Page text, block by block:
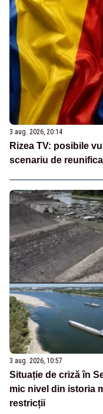
3 aug. 2026, 20:14
Rizea TV: posibile
scenariu de
3 aug. 2026, 10:57
Situație de criză în
mic nivel din istoria
restricții